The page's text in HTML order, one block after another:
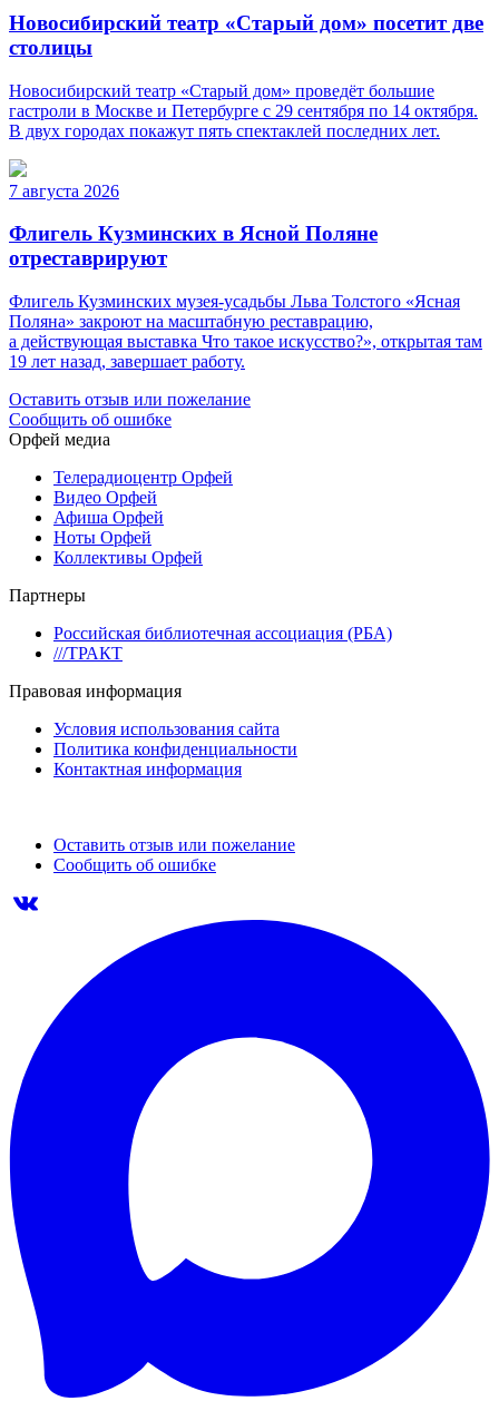
Новосибирский театр «Старый дом» посетит две
столицы
Новосибирский театр «Старый дом» проведёт большие
гастроли в Москве и Петербурге с 29 сентября по 14 октября.
В двух городах покажут пять спектаклей последних лет.
7 августа 2026
Флигель Кузминских в Ясной Поляне
отреставрируют
Флигель Кузминских музея-усадьбы Льва Толстого «Ясная
Поляна» закроют на масштабную реставрацию,
а действующая выставка Что такое искусство?», открытая там
19 лет назад, завершает работу.
Оставить отзыв или пожелание
Сообщить об ошибке
Орфей медиа
Телерадиоцентр Орфей
Видео Орфей
Афиша Орфей
Ноты Орфей
Коллективы Орфей
Партнеры
Российская библиотечная ассоциация (РБА)
///ТРАКТ
Правовая информация
Условия использования сайта
Политика конфиденциальности
Контактная информация
Оставить отзыв или пожелание
Сообщить об ошибке